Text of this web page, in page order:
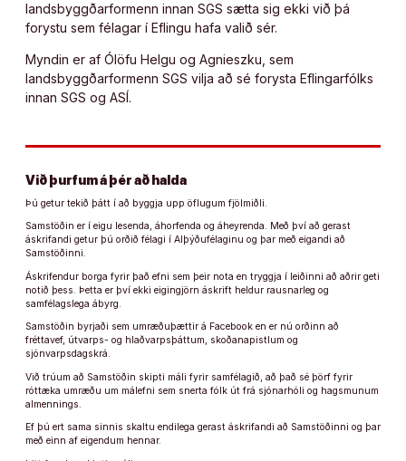
landsbyggðarformenn innan SGS sætta sig ekki við þá
forystu sem félagar í Eflingu hafa valið sér.
Myndin er af Ólöfu Helgu og Agnieszku, sem
landsbyggðarformenn SGS vilja að sé forysta Eflingarfólks
innan SGS og ASÍ.
Við þurfum á þér að halda
Þú getur tekið þátt í að byggja upp öflugum fjölmiðli.
Samstöðin er í eigu lesenda, áhorfenda og áheyrenda. Með því að gerast
áskrifandi getur þú orðið félagi í Alþýðufélaginu og þar með eigandi að
Samstöðinni.
Áskrifendur borga fyrir það efni sem þeir nota en tryggja í leiðinni að aðrir geti
notið þess. Þetta er því ekki eigingjörn áskrift heldur rausnarleg og
samfélagslega ábyrg.
Samstöðin byrjaði sem umræðuþættir á Facebook en er nú orðinn að
fréttavef, útvarps- og hlaðvarpsþáttum, skoðanapistlum og
sjónvarpsdagskrá.
Við trúum að Samstöðin skipti máli fyrir samfélagið, að það sé þörf fyrir
róttæka umræðu um málefni sem snerta fólk út frá sjónarhóli og hagsmunum
almennings.
Ef þú ert sama sinnis skaltu endilega gerast áskrifandi að Samstöðinni og þar
með einn af eigendum hennar.